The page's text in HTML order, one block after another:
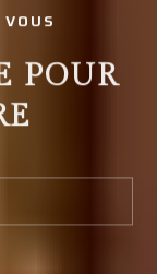
POUR